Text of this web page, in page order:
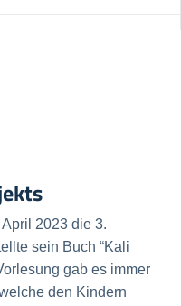
2023 die 3.
sein Buch “Kali
gab es immer
den Kindern